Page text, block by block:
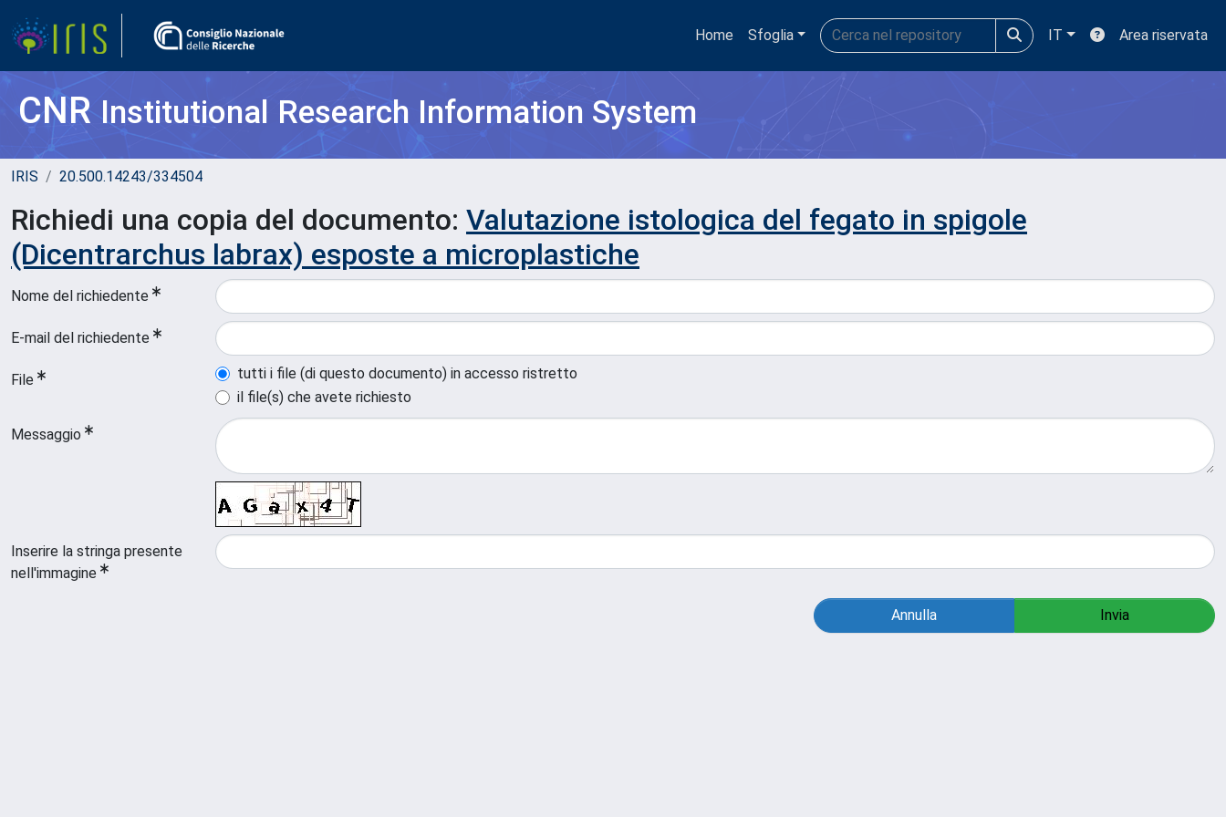
Home Sfoglia IT Area riservata
CNRInstitutional Research Information System
IRIS 20.500.14243/334504
Richiedi una copia del documento: Valutazione istologica del fegato in spigole
(Dicentrarchus labrax) esposte a microplastiche
Nome del richiedente
E-mail del richiedente
File
tutti i file (di questo documento) in accesso ristretto
il file(s) che avete richiesto
Messaggio
Inserire la stringa presente
nell'immagine
Annulla Invia